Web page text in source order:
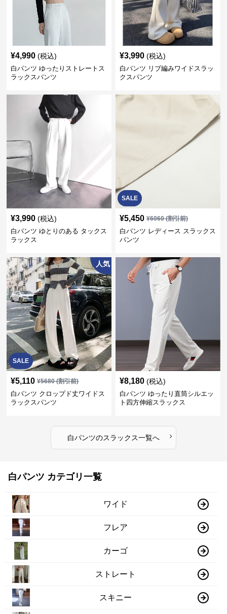
¥4,990 (税込)
白パンツ ゆったりストレートス
ラックスパンツ
¥3,990 (税込)
白パンツ リブ編みワイドスラッ
クスパンツ
¥3,990 (税込)
白パンツ ゆとりのある タックス
ラックス
SALE
¥5,450 ¥6060(割引前)
白パンツ レディース スラックス
パンツ
SALE
人気
¥5,110 ¥5680(割引前)
白パンツ クロップド丈ワイドス
ラックスパンツ
¥8,180 (税込)
白パンツ ゆったり直筒シルエッ
ト四方伸縮スラックス
白パンツのスラックス一覧へ ›
白パンツ カテゴリ一覧
ワイド
フレア
カーゴ
ストレート
スキニー